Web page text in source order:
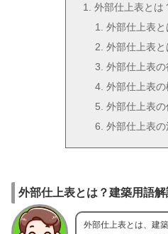
外部仕上表とは
外部仕上表と
外部仕上表と
外部仕上表の
外部仕上表の
外部仕上表
外部仕上表
外部仕上表とは？建築用語解
外部仕上表とは、建